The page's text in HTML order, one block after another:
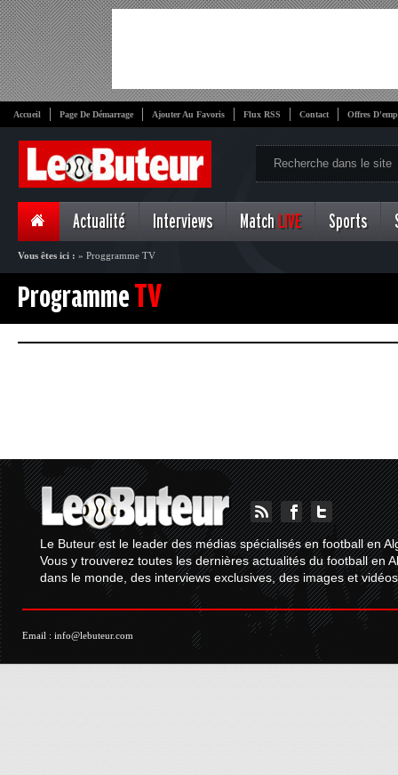
Accueil Page De Démarrage Ajouter Au Favoris Flux RSS Contact Offres
Actualité Interviews Match LIVE Sports
Vous êtes ici : » Proggramme TV
Programme TV
Le Buteur est le leader des médias spécialisés en football en
Vous y trouverez toutes les dernières actualités du football en
dans le monde, des interviews exclusives, des images et
Email : info@lebuteur.com